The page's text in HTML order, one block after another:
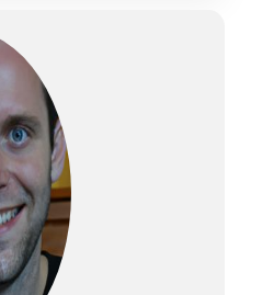
de démolition et de
Il est conçu
tâches
efficacité et
- Le
burineur DEWALT
de percer
et efficacement
durs grâce
énergie d'impact et
Livré avec un
pratique pour le